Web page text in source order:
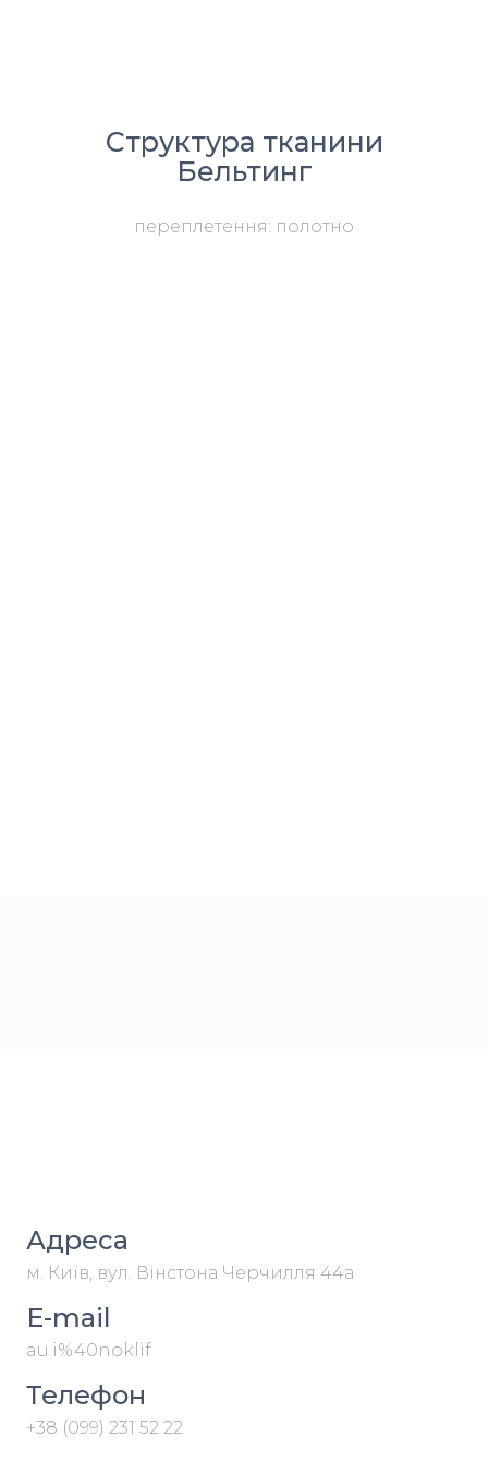
Структура тканини
Бельтинг
переплетення: полотно
Адреса
м. Київ, вул. Вінстона Черчилля 44а
E-mail
au.i%40noklif
Телефон
+38 (099) 231 52 22